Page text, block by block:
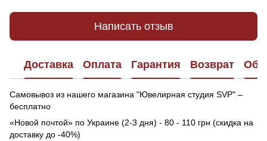
Написать отзыв
Доставка Оплата Гарантия Возврат
Самовывоз из нашего магазина "Ювелирная студия SVP" –
бесплатно
«Новой почтой» по Украине (2-3 дня) - 80 - 110 грн (скидка на
доставку до -40%)